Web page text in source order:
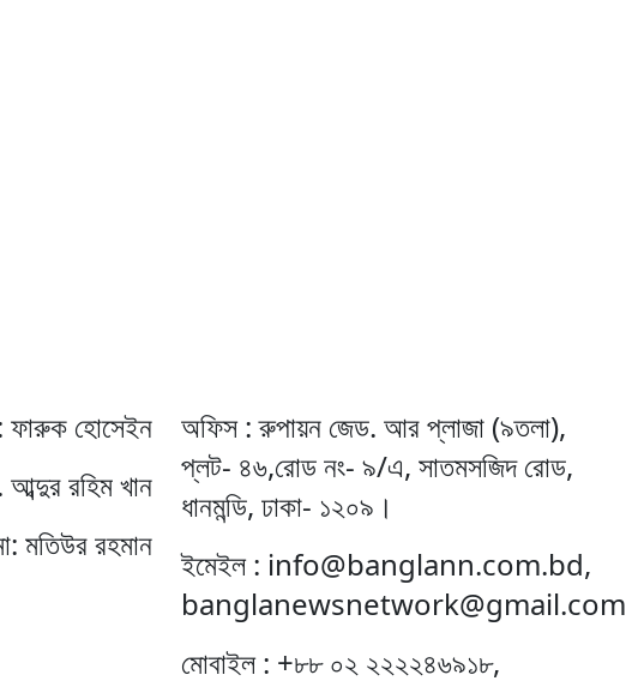
ফারুক হোসেইন
রহিম খান
মতিউর রহমান
অফিস : রুপায়ন জেড. আর প্লাজা (৯তলা),
প্লট- ৪৬,রোড নং- ৯/এ, সাতমসজিদ রোড,
ধানমন্ডি, ঢাকা- ১২০৯।
ইমেইল : info@banglann.com.bd,
banglanewsnetwork@gmail.com
মোবাইল : +৮৮ ০২ ২২২২৪৬৯১৮,